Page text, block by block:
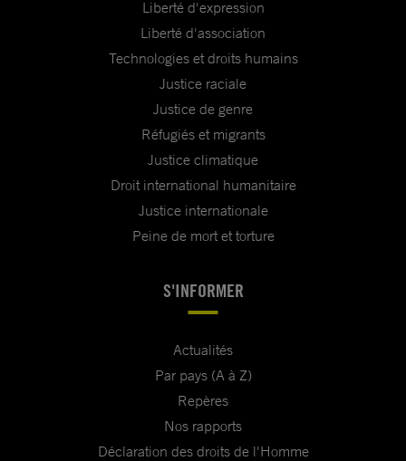
Liberté d'expression
Liberté d'association
Technologies et droits humains
Justice raciale
Justice de genre
Réfugiés et migrants
Justice climatique
Droit international humanitaire
Justice internationale
Peine de mort et torture
S'INFORMER
Actualités
Par pays (A à Z)
Repères
Nos rapports
Déclaration des droits de l'Homme